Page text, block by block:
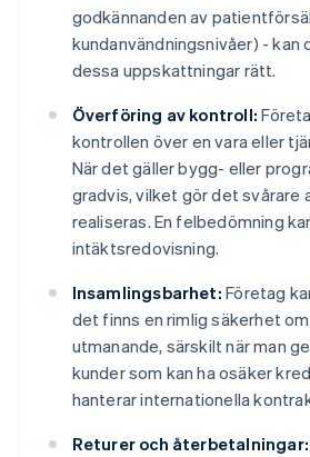
godkännanden av
kundanvändningsnivåer) -
dessa uppskattningar rätt.
Överföring av kontroll:
kontrollen över en vara eller
När det gäller bygg- eller
gradvis, vilket gör det svårare
realiseras. En felbedömning
intäktsredovisning.
Insamlingsbarhet: Företag
det finns en rimlig säkerhet
utmanande, särskilt när man
kunder som kan ha osäker
hanterar internationella
Returer och återbetalningar: